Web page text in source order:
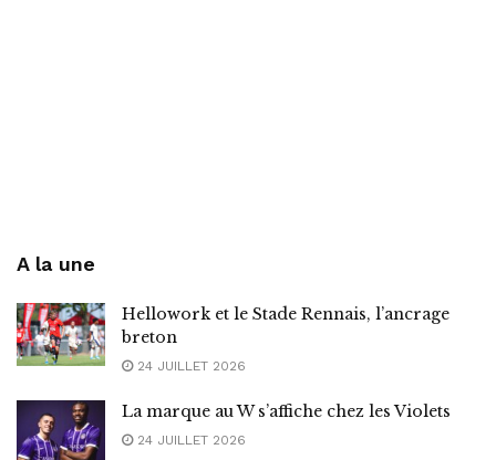
A la une
Hellowork et le Stade Rennais, l’ancrage
breton
24 JUILLET 2026
La marque au W s’affiche chez les Violets
24 JUILLET 2026